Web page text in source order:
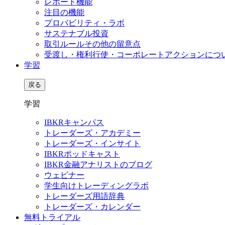
レポート機能
注目の機能
プロバビリティ・ラボ
サステナブル投資
取引ルールその他の留意点
受渡し・権利行使・コーポレートアクションにつ
学習
戻る
学習
IBKRキャンパス
トレーダーズ・アカデミー
トレーダーズ・インサイト
IBKRポッドキャスト
IBKR金融アナリストのブログ
ウェビナー
学生向けトレーディングラボ
トレーダーズ用語辞典
トレーダーズ・カレンダー
無料トライアル